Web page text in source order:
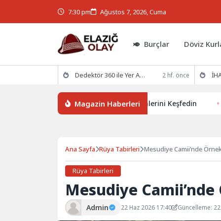
7:30 pm Ağustos 7, 2026, Cuma
Burçlar Döviz
Dedektör 360 ile Yer Altının Gizemlerini Keşfedin 2 hf. önce
Magazin Haberleri
360 ile Yer Altının Gizemlerini Keşfedin İHAKUT'tan
Ana Sayfa Rüya Tabirleri Mesudiye Camii’nde
Rüya Tabirleri
Mesudiye
Admin 22 Haz 2026 17:40 Güncelleme: